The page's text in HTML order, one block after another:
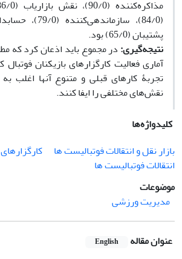
پشتیبان (65/0) بود.
نتیجه‌گیری: در مجموع باید اذعان کرد که
آماری فعالیت کارگزارهای بازیکنان
تجربۀ کارهای قبلی و متنوع آنها اغلب
نقش‌های مختلفی را ایفا کنند.
کلیدواژه‌ها
بازار نقل و انتقالات فوتبالیست ها
انتقالات فوتبالیست ها
موضوعات
مدیریت ورزشی
عنوان مقاله English